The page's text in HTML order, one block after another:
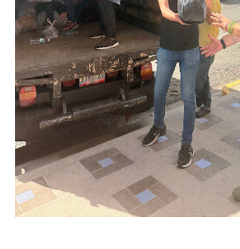
Dictan MasterClass en el marco
Campo Elías avanza con plan de
Encuentro estadal fortalece la
Gobernador Arnaldo Sánchez
Plan Quirúrgico Regional llega a